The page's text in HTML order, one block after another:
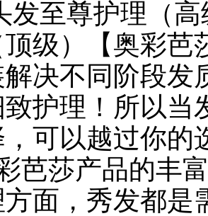
发至尊护理（
级）【奥彩芭
决不同阶段发
护理！所以当
可以越过你的
莎产品的丰富
面，秀发都是